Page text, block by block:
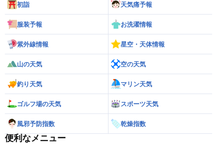
初詣 天気痛予報
服装予報 お洗濯情報
紫外線情報 星空・天体情報
山の天気 空の天気
釣り天気 マリン天気
ゴルフ場の天気 スポーツ天気
風邪予防指数 乾燥指数
便利なメニュー